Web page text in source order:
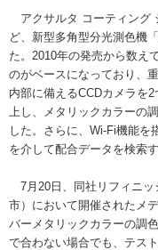
アクサルタ コーティング
ど、新型多角型分光測色機
た。2010年の発売から数え
のがベースになっており、
内部に備えるCCDカメラを
上し、メタリックカラーの
した。さらに、Wi-Fi機能を
を介して配合データを検索
7月20日、同社リフィニッ
市）において開催されたメ
バーメタリックカラーの調
で合わない場合でも、テス